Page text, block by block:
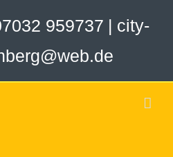
959737 | city-